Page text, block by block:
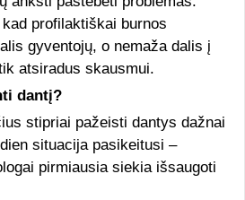
profilaktiškai burnos
gyventojų, o nemaža dalis į
atsiradus skausmui.
dantį?
stipriai pažeisti dantys dažnai
situacija pasikeitusi –
pirmiausia siekia išsaugoti